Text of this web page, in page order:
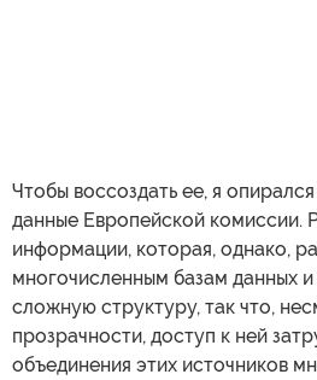
Чтобы воссоздать ее, я
данные Европейской комиссии.
информации, которая, однако,
многочисленным базам данных
сложную структуру, так что,
прозрачности, доступ к ней
объединения этих источников